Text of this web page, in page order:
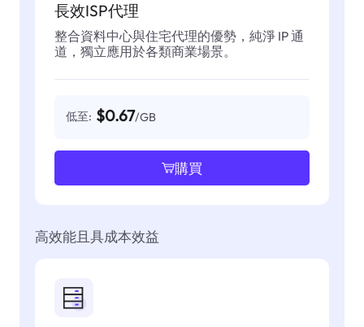
長效ISP代理
整合資料中心與住宅代理的優勢，純淨 IP 通
道，獨立應用於各類商業場景。
低至: $0.67/GB
購買
高效能且具成本效益